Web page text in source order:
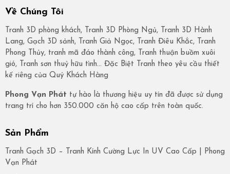
Về Chúng Tôi
Tranh 3D phòng khách, Tranh 3D Phòng Ngủ, Tranh 3D Hành
Lang, Gạch 3D sảnh, Tranh Giả Ngọc, Tranh Điêu Khắc, Tranh
Phong Thủy, tranh mã đáo thành công, Tranh thuận buồm xuôi
gió, Tranh sơn thuỷ hữu tình… Đặc Biệt Tranh theo yêu cầu thiết
kế riêng của Quý Khách Hàng
Phong Vạn Phát tự hào là thương hiệu uy tín đã được sử dụng
trang trí cho hơn 350.000 căn hộ cao cấp trên toàn quốc.
Sản Phẩm
Tranh Gạch 3D – Tranh Kính Cường Lực In UV Cao Cấp | Phong
Vạn Phát